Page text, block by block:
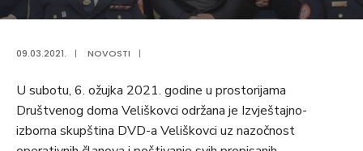
09.03.2021. | NOVOSTI |
U subotu, 6. ožujka 2021. godine u prostorijama
Društvenog doma Veliškovci održana je Izvještajno-
izborna skupština DVD-a Veliškovci uz nazočnost